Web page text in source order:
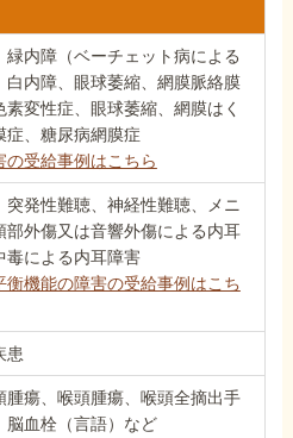
緑内障（ベーチェット病による
白内障、眼球萎縮、網膜脈絡膜
素変性症、眼球萎縮、網膜はく
症、糖尿病網膜症
の受給事例はこちら
突発性難聴、神経性難聴、メニ
部外傷又は音響外傷による内耳
毒による内耳障害
衡機能の障害の受給事例はこち
患
腫瘍、喉頭腫瘍、喉頭全摘出手
脳血栓（言語）など